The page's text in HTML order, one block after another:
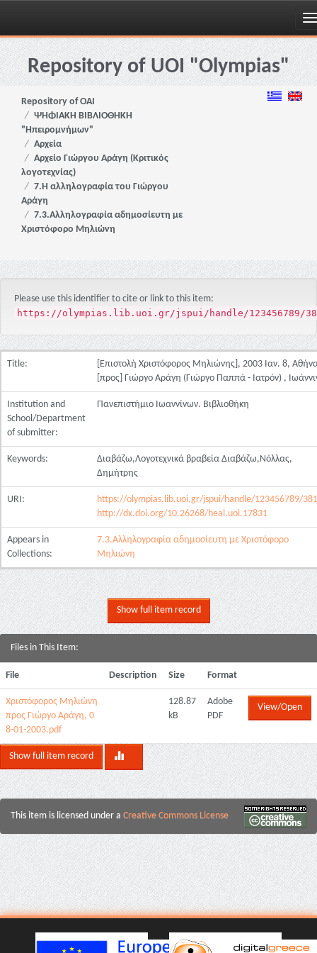
Skip
navigationRepository of UOI "Olympias"
Repository of OAI
ΨΗΦΙΑΚΗ ΒΙΒΛΙΟΘΗΚΗ
"Ηπειρομνήμων"
Αρχεία
Αρχείο Γιώργου Αράγη (Κριτικός
λογοτεχνίας)
7.Η αλληλογραφία του Γιώργου
Αράγη
7.3.Αλληλογραφία αδημοσίευτη με
Χριστόφορο Μηλιώνη
Please use this identifier to cite or link to this item:
https://olympias.lib.uoi.gr/jspui/handle/123456789/
Title:
[Επιστολή Χριστόφορος Μηλιώνης], 2003 Ιαν. 8,
[προς] Γιώργο Αράγη (Γιώργο Παππά - Ιατρόν) ,
Institution and
School/Department
of submitter:
Πανεπιστήμιο Ιωαννίνων. Βιβλιοθήκη
Keywords:
Διαβάζω,Λογοτεχνικά βραβεία Διαβάζω,Νόλλας,
Δημήτρης
URI:
https://olympias.lib.uoi.gr/jspui/handle/123456789/
http://dx.doi.org/10.26268/heal.uoi.17831
Appears in
Collections:
7.3.Αλληλογραφία αδημοσίευτη με Χριστόφορο
Μηλιώνη
Show full item record
Files in This Item:
File Description Size Format
Χριστόφορος Μηλιώνη
προς Γιώργο Αράγη, 0
8-01-2003.pdf
128.87
kB
Adobe
PDF
View/Open
Show full item record
This item is licensed under a Creative Commons License